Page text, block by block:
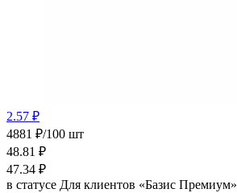
2.57 ₽
4881 ₽/100 шт
48.81 ₽
47.34 ₽
в статусе Для клиентов «Базис Премиум»